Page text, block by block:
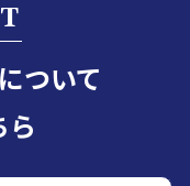
ついて